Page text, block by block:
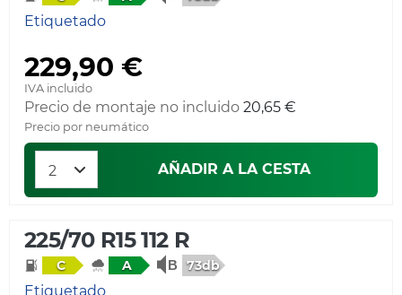
Etiquetado
229,90 €
IVA incluido
Precio de montaje no incluido 20,65 €
Precio por neumático
AÑADIR A LA CESTA
225/70 R15 112 R
C A 73db
Etiquetado